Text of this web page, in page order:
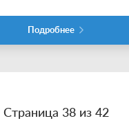
Подробнее
Страница 38 из 42